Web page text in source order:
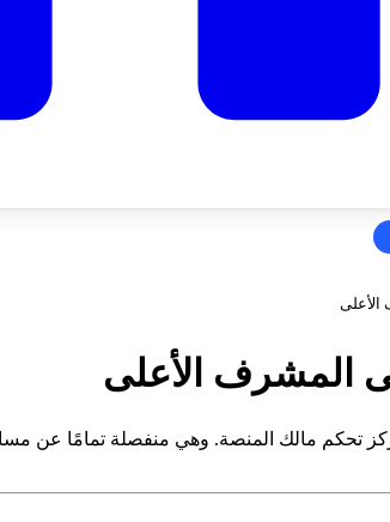
المشرف الأعلى
تحكم مالك المنصة. وهي منفصلة تمامًا عن